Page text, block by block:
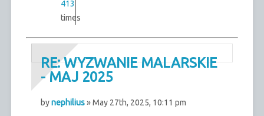
413
times
RE: WYZWANIE MALARSKIE
- MAJ 2025
bynephilius» May 27th, 2025, 10:11 pm